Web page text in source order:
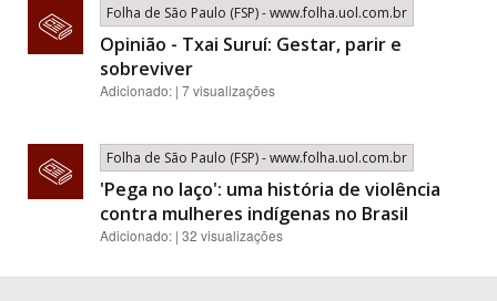
Folha de São Paulo (FSP) - www.folha.uol.com.br
Opinião - Txai Suruí: Gestar, parir e
sobreviver
Adicionado: | 7 visualizações
Folha de São Paulo (FSP) - www.folha.uol.com.br
'Pega no laço': uma história de violência
contra mulheres indígenas no Brasil
Adicionado: | 32 visualizações